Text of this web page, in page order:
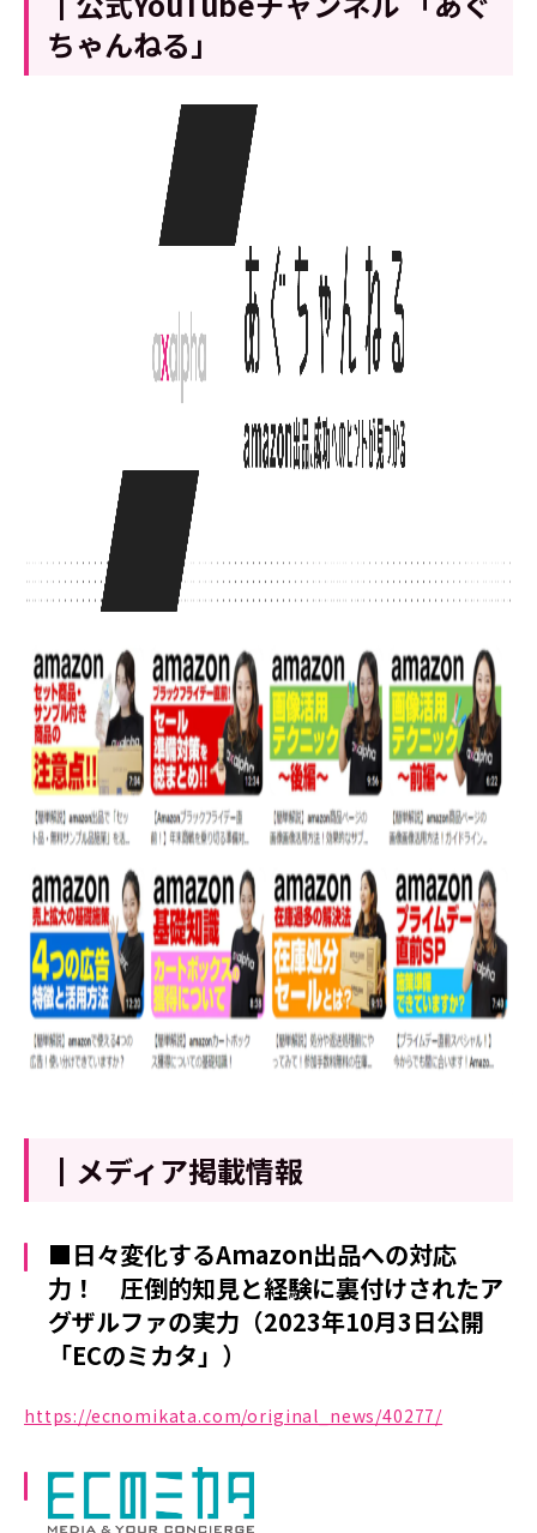
ちゃんねる」
┃メディア掲載情報
■日々変化するAmazon出品への対応
力！ 圧倒的知見と経験に裏付けされたア
グザルファの実力（2023年10月3日公開
「ECのミカタ」）
https://ecnomikata.com/original_news/40277/